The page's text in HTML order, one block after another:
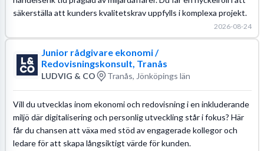
säkerställa att kunders kvalitetskrav uppfylls i komplexa projekt.
2026-08-24
Junior rådgivare ekonomi /
Redovisningskonsult, Tranås
LUDVIG & CO Tranås, Jönköpings län
Vill du utvecklas inom ekonomi och redovisning i en inkluderande
miljö där digitalisering och personlig utveckling står i fokus? Här
får du chansen att växa med stöd av engagerade kollegor och
ledare för att skapa långsiktigt värde för kunden.